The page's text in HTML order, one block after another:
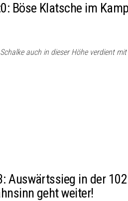
Böse Klatsche im
auch in dieser Höhe verdient
Auswärtssieg in der
geht weiter!